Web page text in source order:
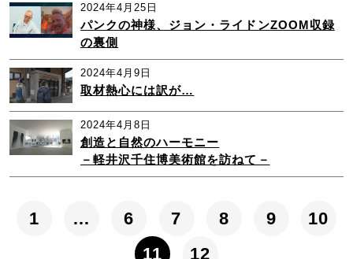
2024年4月25日
パンクの神様、ジョン・ライドンZOOM収録
の裏側
2024年4月9日
取材熱心には訳が…
2024年4月8日
創造と自然のハーモニー
－軽井沢千住博美術館を訪ねて－
1 … 6 7 8 9
10
11
12